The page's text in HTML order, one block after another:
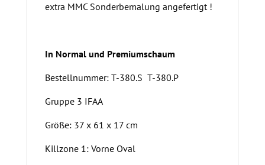
extra MMC Sonderbemalung angefertigt !
In Normal und Premiumschaum
Bestellnummer: T-380.S T-380.P
Gruppe 3 IFAA
Größe: 37 x 61 x 17 cm
Killzone 1: Vorne Oval